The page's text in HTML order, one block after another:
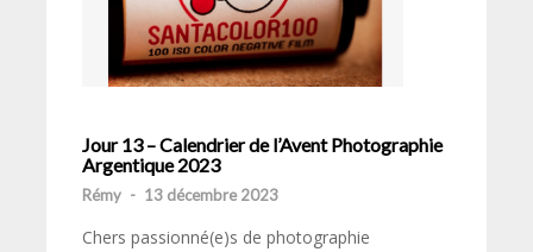
Jour 13 – Calendrier de l’Avent Photographie
Argentique 2023
Rémy - 13 décembre 2023
Chers passionné(e)s de photographie